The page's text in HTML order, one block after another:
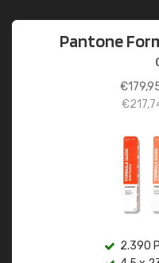
Pantone
€
€
2.390